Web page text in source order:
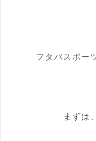
フタバスポー
まずは